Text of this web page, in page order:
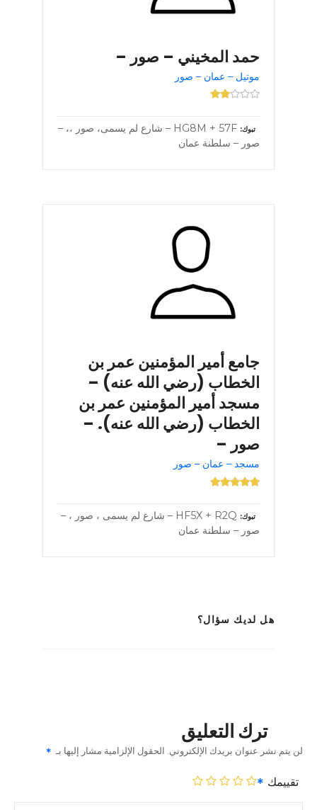
حمد المخيني – صور –
موتيل – عمان – صور
تبوك
HG8M + 57F – شارع لم يسمى، صور ،، –
صور – سلطنة عمان
جامع أمير المؤمنين عمر بن
الخطاب (رضي الله عنه) –
مسجد أمير المؤمنين عمر بن
الخطاب (رضي الله عنه). –
صور –
مسجد – عمان – صور
تبوك
HF5X + R2Q – شارع لم يسمى ، صور ، –
صور – سلطنة عمان
هل لديك سؤال؟
ترك التعليق
لن يتم نشر عنوان بريدك الإلكتروني. الحقول الإلزامية مشار إليها بـ
تقييمك